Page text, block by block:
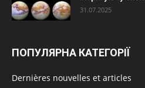
31.07.2025
ПОПУЛЯРНА КАТЕГОРІЇ
Dernières nouvelles et articles